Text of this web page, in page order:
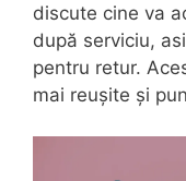
discute cine va
după serviciu,
pentru retur.
mai reușite și